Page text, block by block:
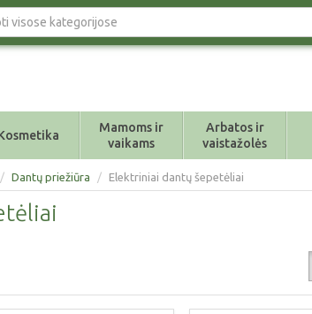
Mamoms ir
vaikams
Arbatos ir
vaistažolės
/ Dantų priežiūra / Elektriniai dantų šepetėliai